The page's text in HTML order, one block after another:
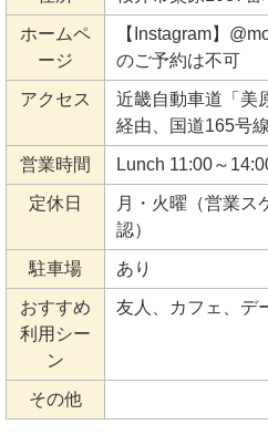
ホームペ
ージ
【Instagram】
のご予約は不可
アクセス
近畿自動車道「美
経由、国道165号
営業時間 Lunch 11:00～
定休日
月・火曜（営業ス
認）
駐車場 あり
おすすめ
利用シー
ン
友人、カフェ、デ
その他